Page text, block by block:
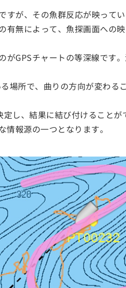
が、その魚群反応が映ってい
無によって、魚探画面への
GPSチャートの等深線です
場所で、曲りの方向が変わる
し、結果に結び付けることが
情報源の一つとなります。